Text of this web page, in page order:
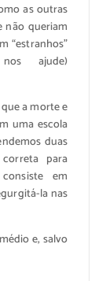
as outras
não queriam
“estranhos”
ajude)
a morte e
uma escola
duas
para
em
la nas
e, salvo